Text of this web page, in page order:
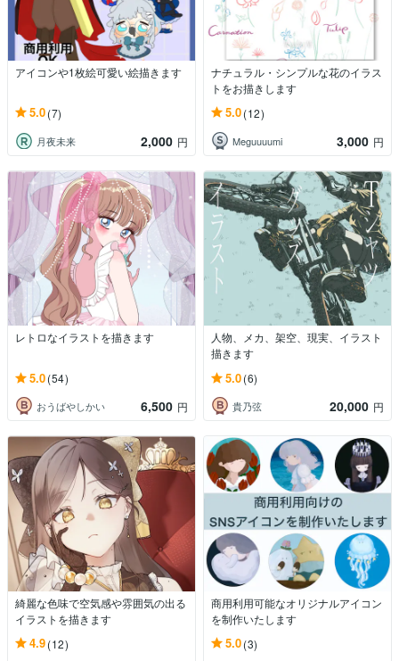
アイコンや1枚絵可愛い絵描きます
5.0(7)
月夜未来 2,000 円
ナチュラル・シンプルな花のイラス
トをお描きします
5.0(12)
Meguuuumi 3,000 円
レトロなイラストを描きます
5.0(54)
おうばやしかい 6,500 円
人物、メカ、架空、現実、イラスト
描きます
5.0(6)
貴乃弦 20,000 円
綺麗な色味で空気感や雰囲気の出る
イラストを描きます
4.9(12)
商用利用可能なオリジナルアイコン
を制作いたします
5.0(3)